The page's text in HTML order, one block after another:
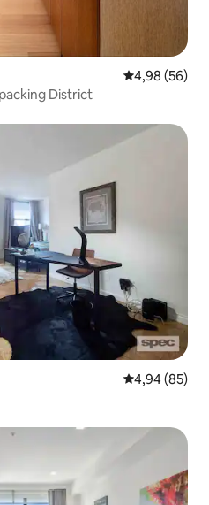
Gemiddelde
4,98 (56)
District
Gemiddelde
4,94 (85)